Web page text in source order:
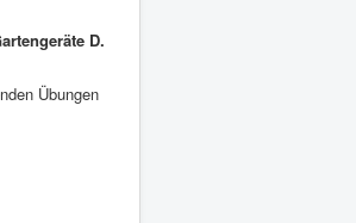
D.
Übungen